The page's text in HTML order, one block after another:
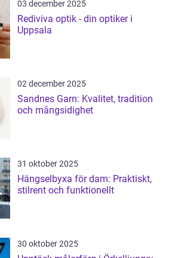
03 december 2025
Rediviva optik - din optiker i
Uppsala
02 december 2025
Sandnes Garn: Kvalitet, tradition
och mångsidighet
31 oktober 2025
Hängselbyxa för dam: Praktiskt,
stilrent och funktionellt
30 oktober 2025